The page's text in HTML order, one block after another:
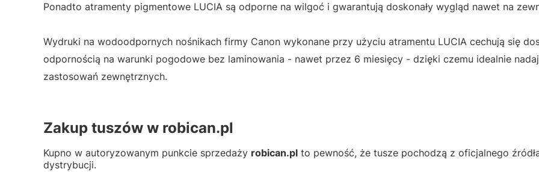
Ponadto atramenty pigmentowe LUCIA są odporne na wilgoć i gwarantują doskonały wygląd nawet na
Wydruki na wodoodpornych nośnikach firmy Canon wykonane przy użyciu atramentu LUCIA cechują się
odpornością na warunki pogodowe bez laminowania - nawet przez 6 miesięcy - dzięki czemu idealnie
zastosowań zewnętrznych.
Zakup tuszów w robican.pl
Kupno w autoryzowanym punkcie sprzedaży robican.pl to pewność, że tusze pochodzą z oficjalnego
dystrybucji.